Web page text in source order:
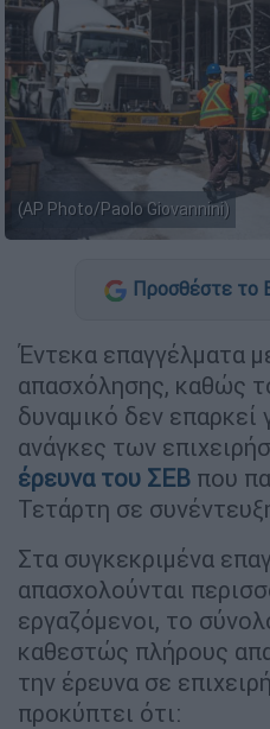
(AP Photo/Paolo Giovannini)
Προσθέστε το
Έντεκα επαγγέλματα
απασχόλησης, καθώς
δυναμικό δεν επαρκεί
ανάγκες των
έρευνα του ΣΕΒ που
Τετάρτη σε
Στα συγκεκριμένα
απασχολούνται
εργαζόμενοι, το
καθεστώς πλήρους
την έρευνα σε
προκύπτει ότι: